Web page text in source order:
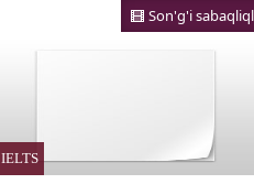
Son'g'i
IELTS